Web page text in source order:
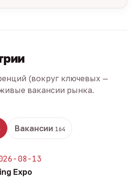
(вокруг ключевых —
вакансии рынка.
Вакансии 164
08-13
Expo